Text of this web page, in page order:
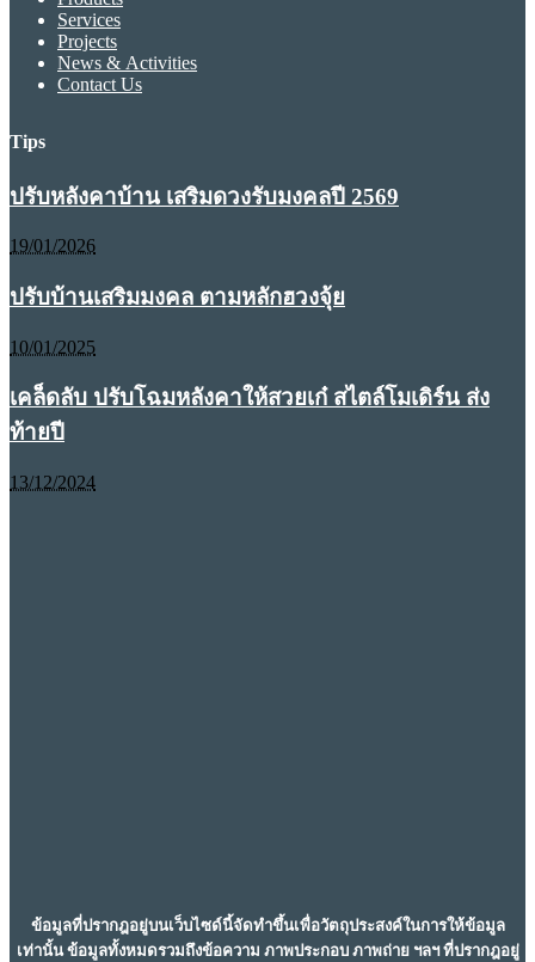
Services
Projects
News & Activities
Contact Us
Tips
ปรับหลังคาบ้าน เสริมดวงรับมงคลปี 2569
19/01/2026
ปรับบ้านเสริมมงคล ตามหลักฮวงจุ้ย
10/01/2025
เคล็ดลับ ปรับโฉมหลังคาให้สวยเก๋ สไตล์โมเดิร์น ส่ง
ท้ายปี
13/12/2024
ข้อมูลที่ปรากฎอยู่บนเว็บไซด์นี้จัดทำขึ้นเพื่อวัตถุประสงค์ในการให้ข้อมูล
เท่านั้น ข้อมูลทั้งหมดรวมถึงข้อความ ภาพประกอบ ภาพถ่าย ฯลฯ ที่ปรากฎอยู่